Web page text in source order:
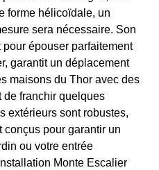
forme hélicoïdale, un
sera nécessaire. Son
épouser parfaitement
garantit un déplacement
maisons du Thor avec des
de franchir quelques
extérieurs sont robustes,
conçus pour garantir un
ou votre entrée
Monte Escalier